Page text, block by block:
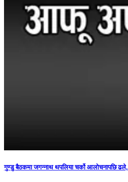
गुण्डु बैठकमा जगन्नाथ थपलिया चर्को आलोचनापछि ढले,